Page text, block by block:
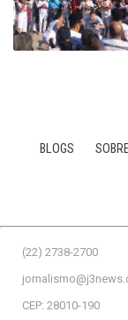
BLOGS
(22) 2738-2700
CEP: 28010-190